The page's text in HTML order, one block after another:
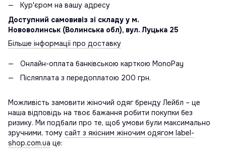
Кур'єром на вашу адресу
Доступний самовивіз зі складу у м.
Нововолинськ (Волинська обл), вул. Луцька 25
Більше інформації про доставку
Онлайн-оплата банківською карткою MonoPay
Післяплата з передоплатою 200 грн.
Можливість замовити жіночий одяг бренду Лейбл – це
наша відповідь на твоє бажання робити покупки без
ризику. Ми подбали про те, щоб умови були максимально
зручними, тому сайт з якісним жіночим одягом label-
shop.com.ua це: